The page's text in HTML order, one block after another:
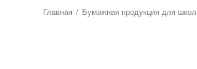
Главная / Бумажная продукция для